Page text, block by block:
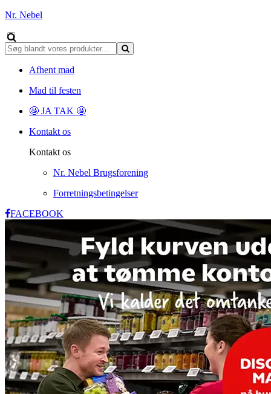
Nr. Nebel
Afhent mad
Mad til festen
🤩 JA TAK 🤩
Kontakt os
Kontakt os
Nr. Nebel Brugsforening
Forretningsbetingelser
FACEBOOK